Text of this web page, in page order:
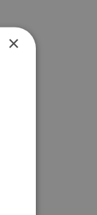
×